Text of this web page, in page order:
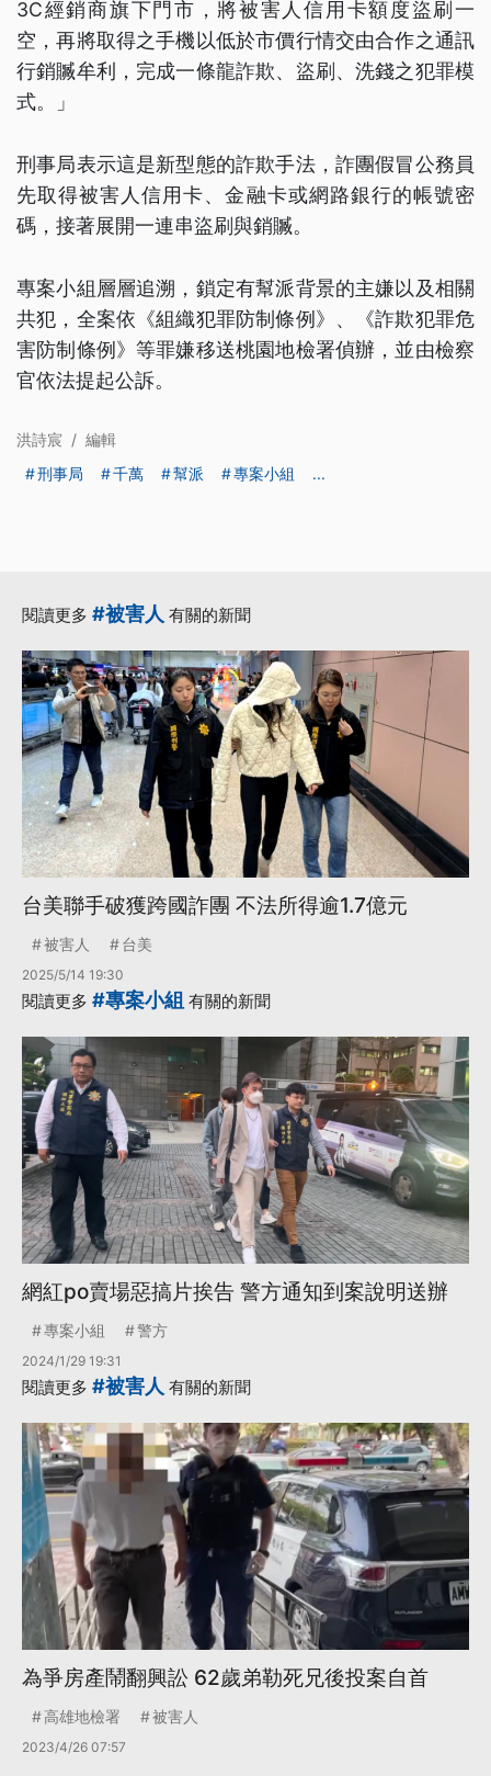
3C經銷商旗下門市，將被害人信用卡額度盜刷一
空，再將取得之手機以低於市價行情交由合作之通訊
行銷贓牟利，完成一條龍詐欺、盜刷、洗錢之犯罪模
式。」
刑事局表示這是新型態的詐欺手法，詐團假冒公務員
先取得被害人信用卡、金融卡或網路銀行的帳號密
碼，接著展開一連串盜刷與銷贓。
專案小組層層追溯，鎖定有幫派背景的主嫌以及相關
共犯，全案依《組織犯罪防制條例》、《詐欺犯罪危
害防制條例》等罪嫌移送桃園地檢署偵辦，並由檢察
官依法提起公訴。
洪詩宸 / 編輯
刑事局
千萬 幫派 專案小組 ...
閱讀更多 #被害人 有關的新聞
台美聯手破獲跨國詐團 不法所得逾1.7億元
被害人 台美
2025/5/14 19:30
閱讀更多 #專案小組 有關的新聞
網紅po賣場惡搞片挨告 警方通知到案說明送辦
專案小組 警方
2024/1/29 19:31
閱讀更多 #被害人 有關的新聞
為爭房產鬧翻興訟 62歲弟勒死兄後投案自首
高雄地檢署 被害人
2023/4/26 07:57